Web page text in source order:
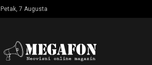
Petak, 7 Augusta